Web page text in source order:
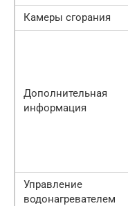
Камеры сгорания
Дополнительная
информация
Управление
водонагревателем